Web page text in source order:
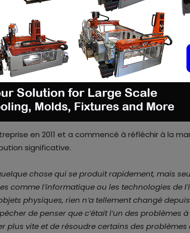
matin en décidant de créer une entreprise
son parcours entrepreneurial a commencé il y
expert en logiciels était spécialisée dans le
hollywoodienne. Au fil du temps, il est
est arrivé lorsqu’il a écouté le discours
“Une vérité qui dérange“. Comme tout le
faisait sa part, – trier ses déchets – mais
bien plus importants.
en 2011 et a commencé à réfléchir à la
significative.
chose qui se produit rapidement, mais
comme l’informatique ou les technologies de
physiques, rien n’a tellement changé
de penser que c’était l’un des problèmes
plus vite et de résoudre certains des problèmes